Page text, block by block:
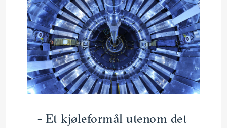
- Et kjøle­formål utenom det